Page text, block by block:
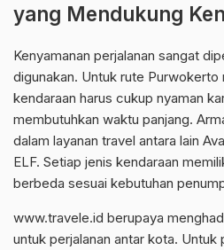
yang Mendukung
Kenyamanan perjalanan sangat
digunakan. Untuk rute Purwokerto
kendaraan harus cukup nyaman
membutuhkan waktu panjang.
dalam layanan travel antara lain
ELF. Setiap jenis kendaraan
berbeda sesuai kebutuhan
www.travele.id berupaya
untuk perjalanan antar kota. Untuk